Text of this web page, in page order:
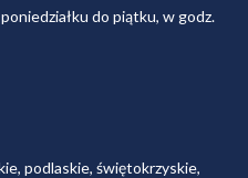
do piątku, w godz.
podlaskie, świętokrzyskie,